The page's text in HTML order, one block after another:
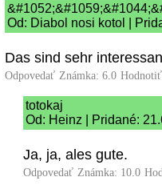
Od: Diabol nosi kotol |
Das sind sehr
Odpovedať Známka: 6.0
totokaj
Od: Heinz | Pridané:
Ja, ja, ales gute.
Odpovedať Známka: 10.0